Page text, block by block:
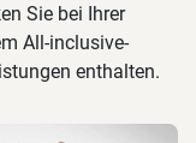
Sie bei Ihrer
All-inclusive-
enthalten.